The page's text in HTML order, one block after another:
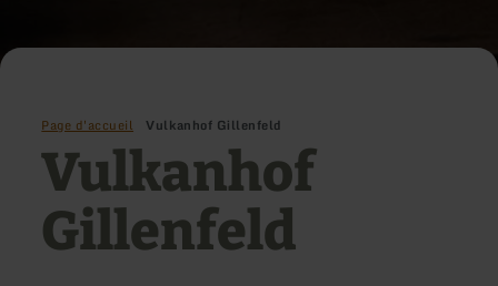
Page d'accueil Vulkanhof Gillenfeld
Vulkanhof
Gillenfeld